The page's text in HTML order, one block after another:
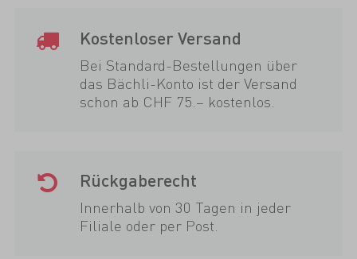
Kostenloser Versand
Bei Standard-Bestellungen über
das Bächli-Konto ist der Versand
schon ab CHF 75.– kostenlos.
Rückgaberecht
Innerhalb von 30 Tagen in jeder
Filiale oder per Post.